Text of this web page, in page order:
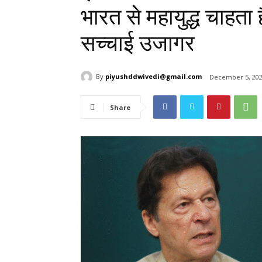
भारत से महायुद्ध चाहता
सच्चाई उजागर
By piyushddwivedi@gmail.com December 5,
Share